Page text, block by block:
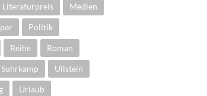
Literaturpreis Medien
Politik
Reihe Roman
Suhrkamp Ullstein
Urlaub